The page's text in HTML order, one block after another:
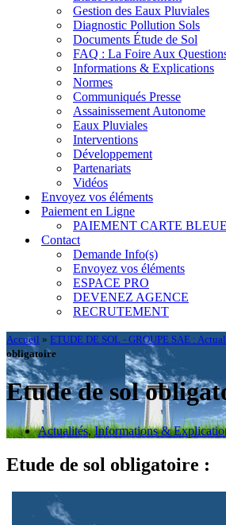
Gestion des Eaux Pluviales
Diagnostic Pollution Sols
Documents Étude de Sol
FAQ : La Foire Aux
Informations & Explications
Normes
Communiqués Presse
Assainissement Autonome
Eaux Pluviales
Interventions
Développement
Partenariats
Vidéos
Envoyez vos éléments
Paiement en Ligne
PAIEMENT CARTE BLEUE
Contact
Demande Info(s)
Envoyez vos éléments
ESPACE PRO
DEVENEZ AGENCE
RECRUTEMENT
Accueil » ETUDE DE SOL - GROUPE SAE :
obligatoire
Etude de sol
Actualités,Informations &
Etude de sol obligatoire :